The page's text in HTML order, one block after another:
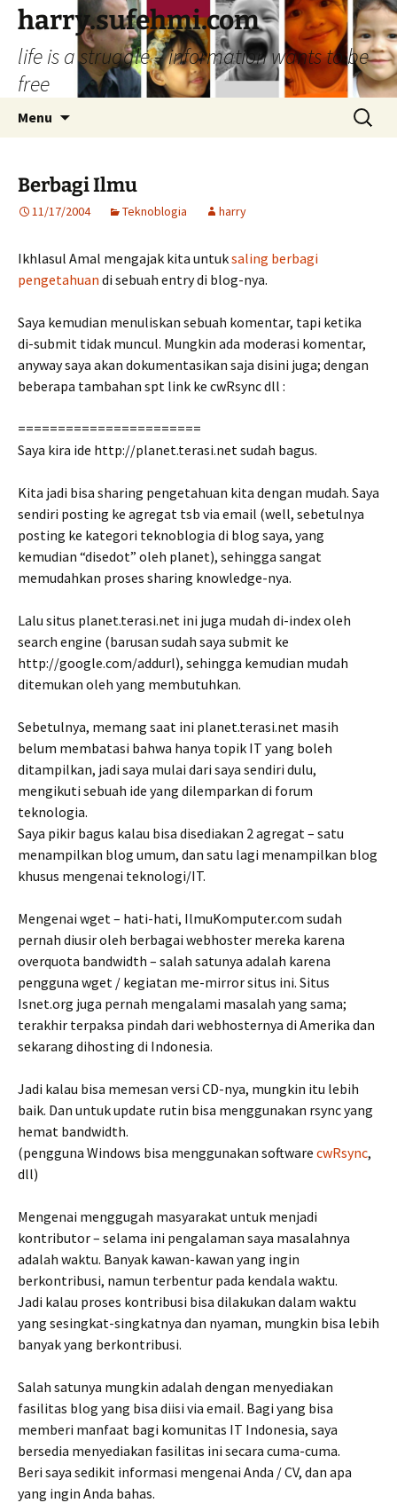
Skip
content
harry.sufehmi.com
life is a struggle – information wants to be
free
Menu
Search
for:
Berbagi Ilmu
11/17/2004 Teknoblogia harry
Ikhlasul Amal mengajak kita untuksaling berbagi
pengetahuan di sebuah entry di blog-nya.
Saya kemudian menuliskan sebuah komentar, tapi ketika
di-submit tidak muncul. Mungkin ada moderasi komentar,
anyway saya akan dokumentasikan saja disini juga; dengan
beberapa tambahan spt link ke cwRsync dll :
=======================
Saya kira ide http://planet.terasi.net sudah bagus.
Kita jadi bisa sharing pengetahuan kita dengan mudah. Saya
sendiri posting ke agregat tsb via email (well, sebetulnya
posting ke kategori teknoblogia di blog saya, yang
kemudian “disedot” oleh planet), sehingga sangat
memudahkan proses sharing knowledge-nya.
Lalu situs planet.terasi.net ini juga mudah di-index oleh
search engine (barusan sudah saya submit ke
http://google.com/addurl), sehingga kemudian mudah
ditemukan oleh yang membutuhkan.
Sebetulnya, memang saat ini planet.terasi.net masih
belum membatasi bahwa hanya topik IT yang boleh
ditampilkan, jadi saya mulai dari saya sendiri dulu,
mengikuti sebuah ide yang dilemparkan di forum
teknologia.
Saya pikir bagus kalau bisa disediakan 2 agregat – satu
menampilkan blog umum, dan satu lagi menampilkan blog
khusus mengenai teknologi/IT.
Mengenai wget – hati-hati, IlmuKomputer.com sudah
pernah diusir oleh berbagai webhoster mereka karena
overquota bandwidth – salah satunya adalah karena
pengguna wget / kegiatan me-mirror situs ini. Situs
Isnet.org juga pernah mengalami masalah yang sama;
terakhir terpaksa pindah dari webhosternya di Amerika dan
sekarang dihosting di Indonesia.
Jadi kalau bisa memesan versi CD-nya, mungkin itu lebih
baik. Dan untuk update rutin bisa menggunakan rsync yang
hemat bandwidth.
(pengguna Windows bisa menggunakan software cwRsync,
dll)
Mengenai menggugah masyarakat untuk menjadi
kontributor – selama ini pengalaman saya masalahnya
adalah waktu. Banyak kawan-kawan yang ingin
berkontribusi, namun terbentur pada kendala waktu.
Jadi kalau proses kontribusi bisa dilakukan dalam waktu
yang sesingkat-singkatnya dan nyaman, mungkin bisa lebih
banyak yang berkontribusi.
Salah satunya mungkin adalah dengan menyediakan
fasilitas blog yang bisa diisi via email. Bagi yang bisa
memberi manfaat bagi komunitas IT Indonesia, saya
bersedia menyediakan fasilitas ini secara cuma-cuma.
Beri saya sedikit informasi mengenai Anda / CV, dan apa
yang ingin Anda bahas.